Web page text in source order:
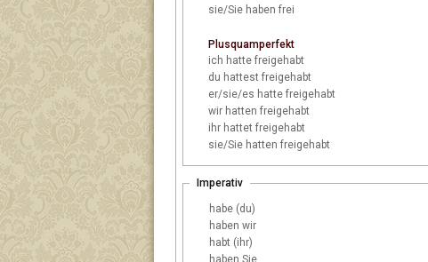
sie/Sie haben frei
Plusquamperfekt
ich hatte freigehabt
du hattest freigehabt
er/sie/es hatte freigehabt
wir hatten freigehabt
ihr hattet freigehabt
sie/Sie hatten freigehabt
Imperativ
habe (du)
haben wir
habt (ihr)
haben Sie